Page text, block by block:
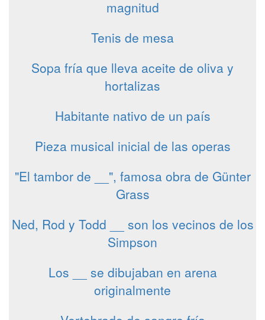
magnitud
Tenis de mesa
Sopa fría que lleva aceite de oliva y
hortalizas
Habitante nativo de un país
Pieza musical inicial de las operas
"El tambor de __", famosa obra de Günter
Grass
Ned, Rod y Todd __ son los vecinos de los
Simpson
Los __ se dibujaban en arena
originalmente